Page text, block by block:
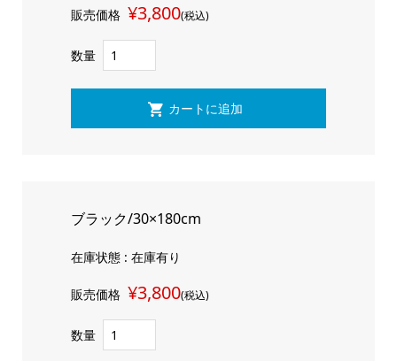
販売価格 ¥3,800(税込)
数量
ブラック/30×180cm
在庫状態 : 在庫有り
販売価格 ¥3,800(税込)
数量